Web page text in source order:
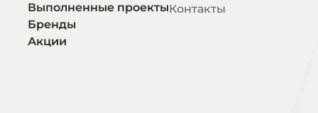
Выполненные проекты
Бренды
Акции
Контакты